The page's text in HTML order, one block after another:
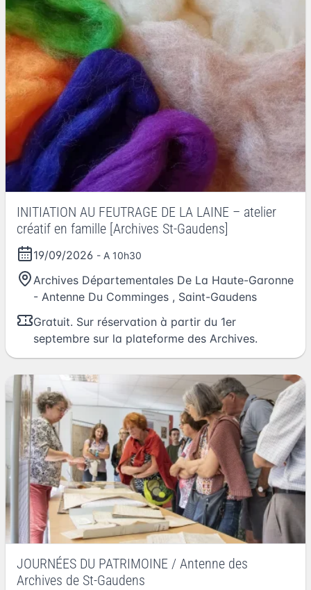
INITIATION AU FEUTRAGE DE LA LAINE – atelier
créatif en famille [Archives St-Gaudens]
19/09/2026 - A 10h30
Archives Départementales De La Haute-Garonne
- Antenne Du Comminges , Saint-Gaudens
Gratuit. Sur réservation à partir du 1er
septembre sur la plateforme des Archives.
JOURNÉES DU PATRIMOINE / Antenne des
Archives de St-Gaudens